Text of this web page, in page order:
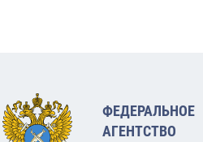
ФЕДЕРАЛЬНОЕ
АГЕНТСТВО